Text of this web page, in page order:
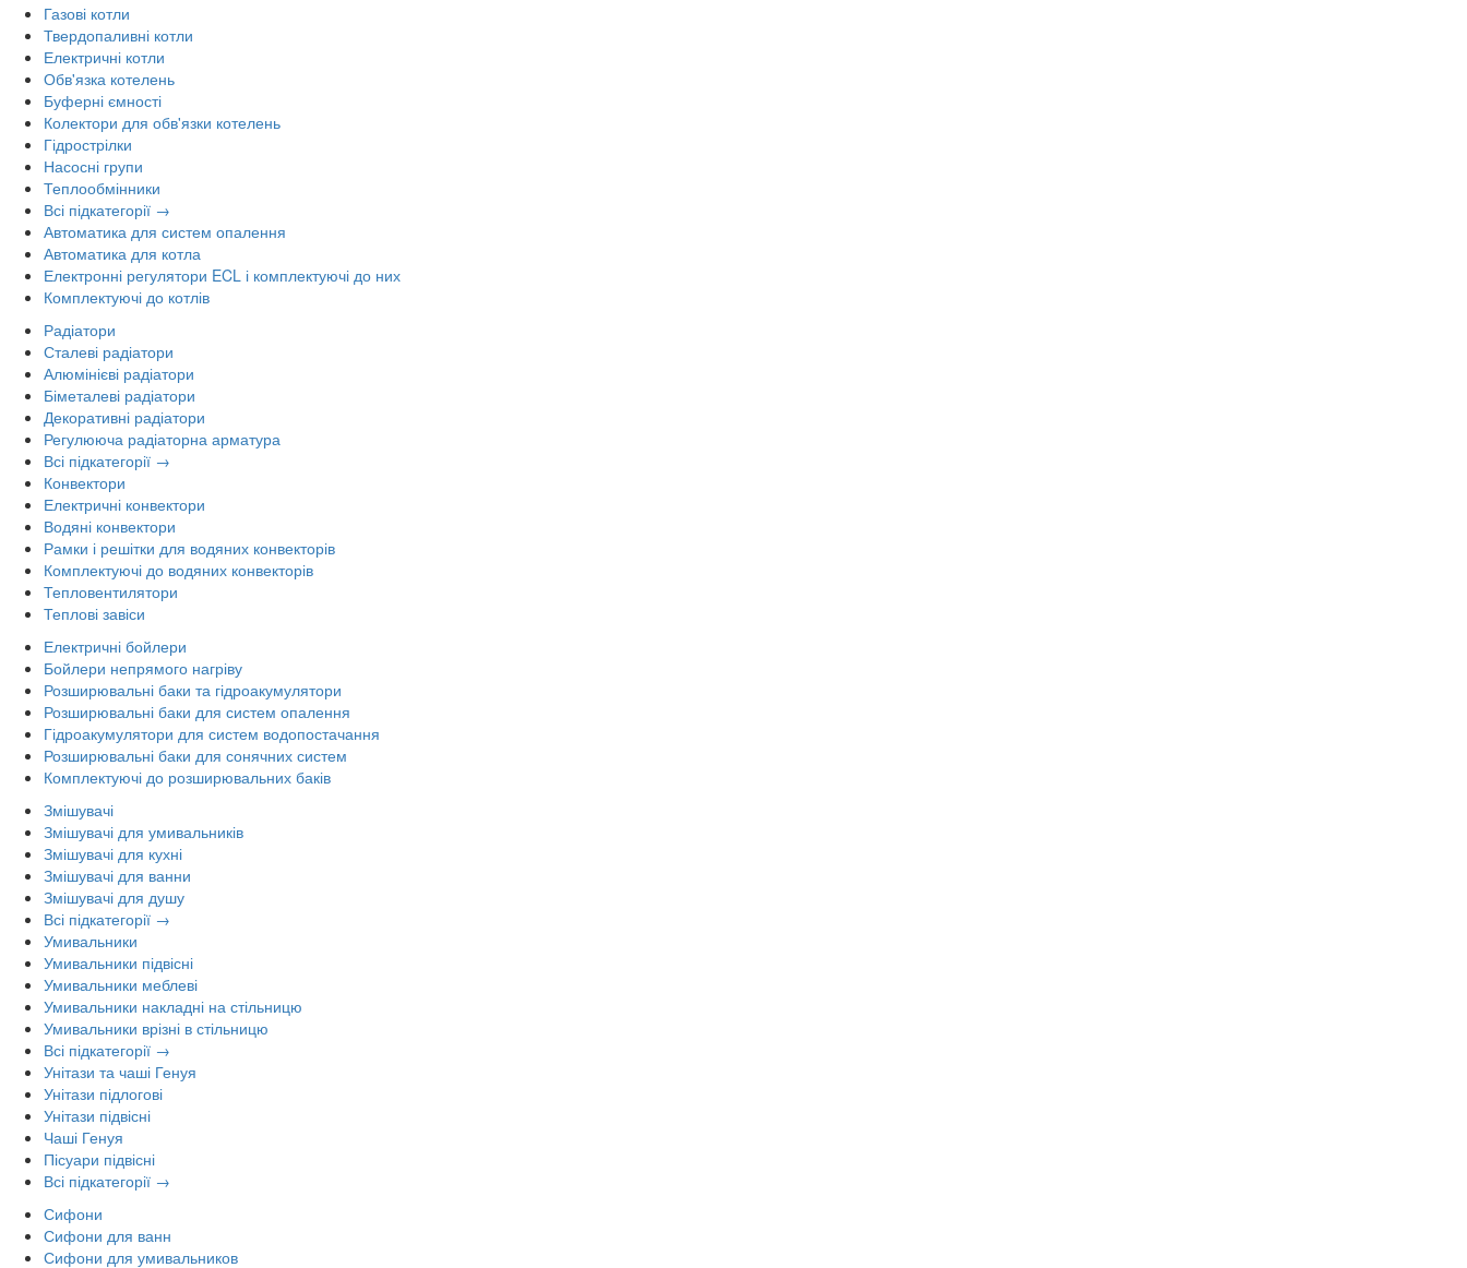
Газові котли
Твердопаливні котли
Електричні котли
Обв'язка котелень
Буферні ємності
Колектори для обв'язки котелень
Гідрострілки
Насосні групи
Теплообмінники
Всі підкатегорії →
Автоматика для систем опалення
Автоматика для котла
Електронні регулятори ECL і комплектуючі до них
Комплектуючі до котлів
Радіатори
Сталеві радіатори
Алюмінієві радіатори
Біметалеві радіатори
Декоративні радіатори
Регулююча радіаторна арматура
Всі підкатегорії →
Конвектори
Електричні конвектори
Водяні конвектори
Рамки і решітки для водяних конвекторів
Комплектуючі до водяних конвекторів
Тепловентилятори
Теплові завіси
Електричні бойлери
Бойлери непрямого нагріву
Розширювальні баки та гідроакумулятори
Розширювальні баки для систем опалення
Гідроакумулятори для систем водопостачання
Розширювальні баки для сонячних систем
Комплектуючі до розширювальних баків
Змішувачі
Змішувачі для умивальників
Змішувачі для кухні
Змішувачі для ванни
Змішувачі для душу
Всі підкатегорії →
Умивальники
Умивальники підвісні
Умивальники меблеві
Умивальники накладні на стільницю
Умивальники врізні в стільницю
Всі підкатегорії →
Унітази та чаші Генуя
Унітази підлогові
Унітази підвісні
Чаші Генуя
Пісуари підвісні
Всі підкатегорії →
Сифони
Сифони для ванн
Сифони для умивальников